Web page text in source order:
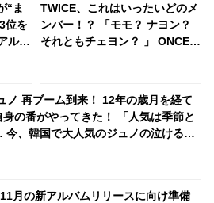
“ま
位を
ルか
外
TWICE、これはいったいどのメ
ンバー！？ 「モモ？ ナヨン？
それともチェヨン？ 」 ONCE大
ノ 再ブーム到来！ 12年の歳月を経て
身の番がやってきた！ 「人気は季節と
今、韓国で大人気のジュノの泣ける過
月の新アルバムリリースに向け準備